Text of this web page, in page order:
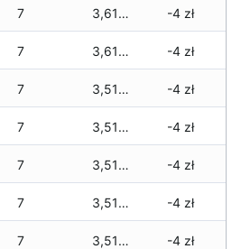
7 3,615 zł -4 zł
7 3,615 zł -4 zł
7 3,510 zł -4 zł
7 3,510 zł -4 zł
7 3,510 zł -4 zł
7 3,510 zł -4 zł
7 3,510 zł -4 zł